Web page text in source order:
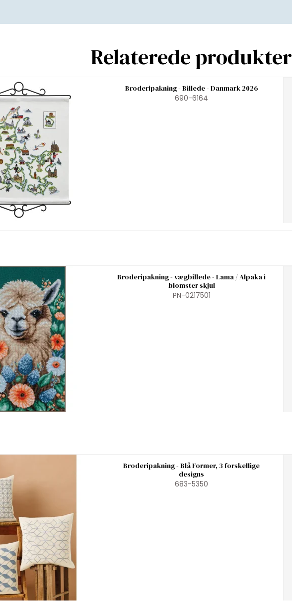
Relaterede produkter
Broderipakning - Billede - Danmark 2026
690-6164
Broderipakning - vægbillede - Lama / Alpaka i
blomster skjul
PN-0217501
Broderipakning - Blå Former, 3 forskellige
designs
683-5350